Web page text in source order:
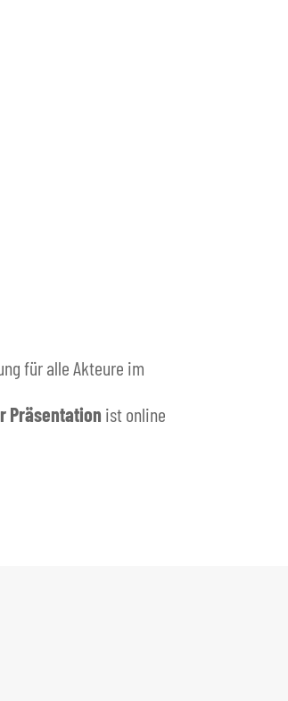
für alle Akteure im
Präsentation ist online